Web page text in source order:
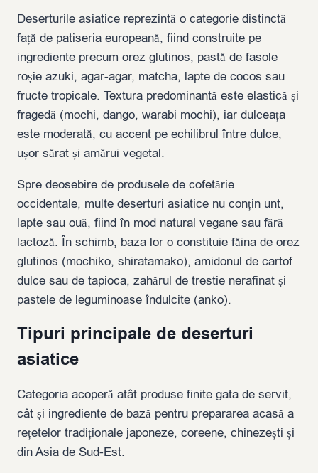
Deserturile asiatice reprezintă o categorie distinctă
față de patiseria europeană, fiind construite pe
ingrediente precum orez glutinos, pastă de fasole
roșie azuki, agar-agar, matcha, lapte de cocos sau
fructe tropicale. Textura predominantă este elastică și
fragedă (mochi, dango, warabi mochi), iar dulceața
este moderată, cu accent pe echilibrul între dulce,
ușor sărat și amărui vegetal.
Spre deosebire de produsele de cofetărie
occidentale, multe deserturi asiatice nu conțin unt,
lapte sau ouă, fiind în mod natural vegane sau fără
lactoză. În schimb, baza lor o constituie făina de orez
glutinos (mochiko, shiratamako), amidonul de cartof
dulce sau de tapioca, zahărul de trestie nerafinat și
pastele de leguminoase îndulcite (anko).
Tipuri principale de deserturi
asiatice
Categoria acoperă atât produse finite gata de servit,
cât și ingrediente de bază pentru prepararea acasă a
rețetelor tradiționale japoneze, coreene, chinezești și
din Asia de Sud-Est.